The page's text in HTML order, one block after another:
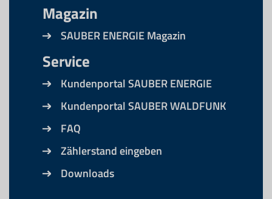
Magazin
SAUBER ENERGIE Magazin
Service
Kundenportal SAUBER ENERGIE
Kundenportal SAUBER WALDFUNK
FAQ
Zählerstand eingeben
Downloads